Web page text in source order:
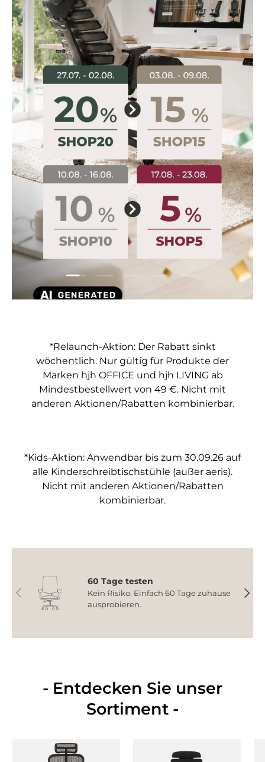
Folie laden 1 von 5
Folie laden 2 von 5
Folie laden 3 von 5
Folie laden 4 von 5
Folie laden 5
*Relaunch-Aktion: Der Rabatt sinkt
wöchentlich. Nur gültig für Produkte der
Marken hjh OFFICE und hjh LIVING ab
Mindestbestellwert von 49 €. Nicht mit
anderen Aktionen/Rabatten kombinierbar.
*Kids-Aktion: Anwendbar bis zum 30.09.26 auf
alle Kinderschreibtischstühle (außer aeris).
Nicht mit anderen Aktionen/Rabatten
kombinierbar.
Vorherige
60 Tage testen
Kein Risiko. Einfach 60 Tage zuhause
ausprobieren.
- Entdecken Sie unser
Sortiment -